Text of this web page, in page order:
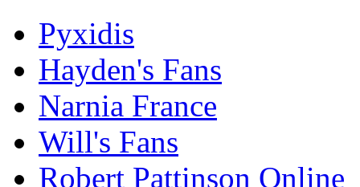
Pyxidis
Hayden's Fans
Narnia France
Will's Fans
Robert Pattinson Online